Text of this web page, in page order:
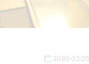
2020-02-25